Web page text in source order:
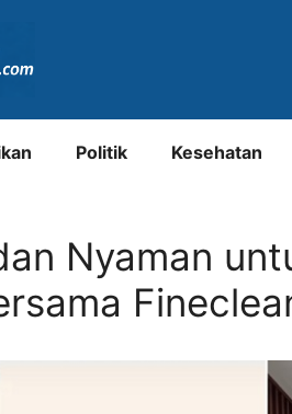
Politik Kesehatan
Nyaman